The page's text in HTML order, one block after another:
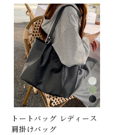
トートバッグ レディース
肩掛けバッグ